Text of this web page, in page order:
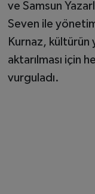
ve Samsun
Seven ile
Kurnaz, kültürün
aktarılması için
vurguladı.